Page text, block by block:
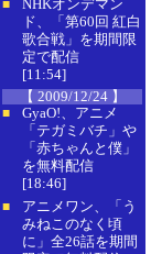
■
NHKオンデマン
ド、「第60回 紅白
歌合戦」を期間限
定で配信
[11:54]
【 2009/12/24 】
■
GyaO!、アニメ
「テガミバチ」や
「赤ちゃんと僕」
を無料配信
[18:46]
■
アニメワン、「う
みねこのなく頃
に」全26話を期間